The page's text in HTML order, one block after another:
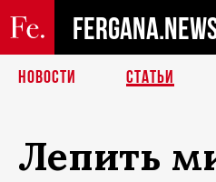
НОВОСТИ СТАТЬИ
Лепить